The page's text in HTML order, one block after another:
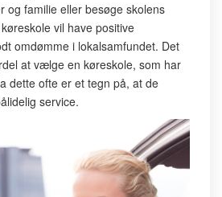
og familie eller besøge skolens
vil have positive
omdømme i lokalsamfundet. Det
at vælge en køreskole, som har
dette ofte er et tegn på, at de
service.